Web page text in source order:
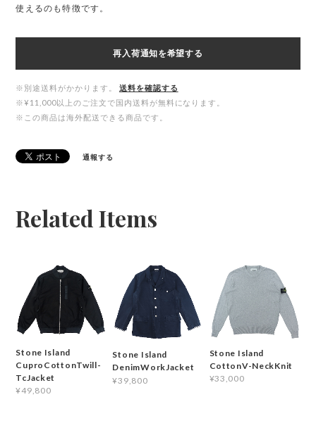
使えるのも特徴です。
再入荷通知を希望する
※別途送料がかかります。
送料を確認する
※¥11,000以上のご注文で国内送料が無料になります。
※この商品は海外配送できる商品です。
通報する
Related Items
Stone Island
CuproCottonTwill-
TcJacket
¥49,800
Stone Island
DenimWorkJacket
¥39,800
Stone Island
CottonV-NeckKnit
¥33,000